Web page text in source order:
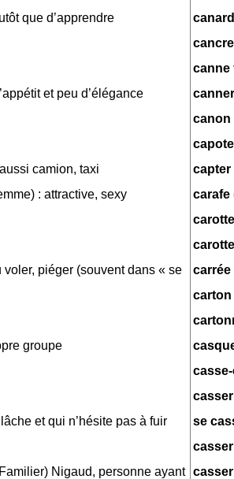
que d’apprendre
et peu d’élégance
camion, taxi
: attractive, sexy
piéger (souvent dans « se
groupe
et qui n’hésite pas à fuir
Nigaud, personne ayant
canne
canon
capter
carafe
carrée
carton
se